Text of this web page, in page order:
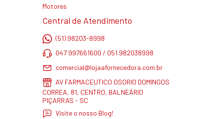
Motores
Central de Atendimento
(51) 98203-8998
047 997661600 / 051 982038998
comercial@lojaafornecedora.com.br
AV FARMACEUTICO OSORIO DOMINGOS
CORREA, 81, CENTRO, BALNEÁRIO
PIÇARRAS - SC
Visite o nosso Blog!